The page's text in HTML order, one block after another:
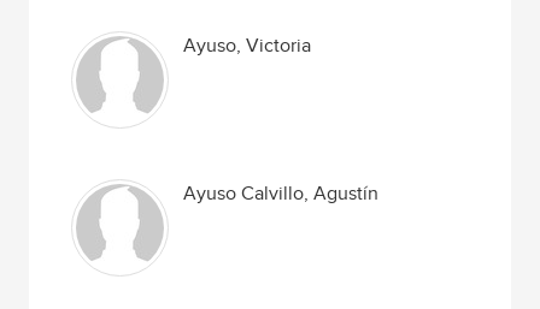
Ayuso, Victoria
Ayuso Calvillo, Agustín